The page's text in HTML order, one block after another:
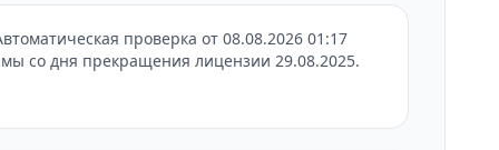
проверка от 08.08.2026 01:17
со дня прекращения лицензии 29.08.2025.